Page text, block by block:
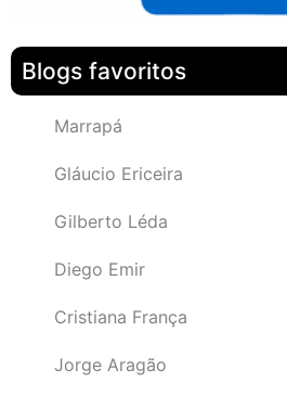
Blogs favoritos
Marrapá
Gláucio Ericeira
Gilberto Léda
Diego Emir
Cristiana França
Jorge Aragão